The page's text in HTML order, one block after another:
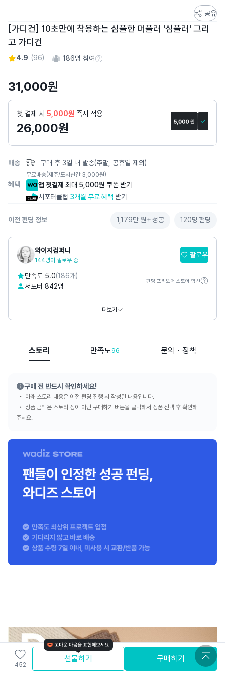
토
어
스
토
상
공유
[가디건] 10초만에 착용하는 심플한 머플러 '심플러' 그리
고 가디건
4.9 (96) 186명 참여참여 수 정보
31,000원
첫 결제 시 5,000원 즉시 적용
26,000원
배송 구매 후 3일 내 발송(주말, 공휴일 제외)
무료배송(제주/도서산간 3,000원)
혜택 앱 첫결제 최대 5,000원 쿠폰 받기
서포터클럽 3개월 무료 혜택 받기
이전 펀딩 정보 1,179만 원+성공 120명 펀딩
와이지컴퍼니
144명이 팔로우 중
팔로우
만족도 5.0(186개)
서포터 842명
펀딩·프리오더·스토어 합산
더보기
스토리 만족도 96 문의・정책
구매 전 반드시 확인하세요!
아래 스토리 내용은 이전 펀딩 진행 시 작성된 내용입니다.
상품 금액은 스토리 상이 아닌 구매하기 버튼을 클릭해서 상품 선택 후 확인해
주세요.
452
선물하기 구매하기